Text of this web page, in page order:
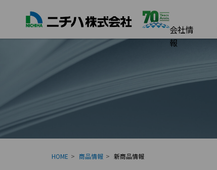
会社情
報
HOME 商品情報 新商品情報